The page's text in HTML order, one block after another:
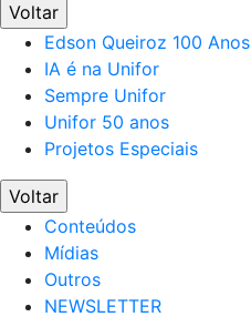
Voltar
Edson Queiroz 100 Anos
IA é na Unifor
Sempre Unifor
Unifor 50 anos
Projetos Especiais
Voltar
Conteúdos
Mídias
Outros
NEWSLETTER